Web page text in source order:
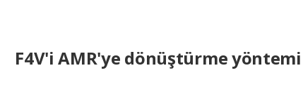
F4V'i AMR'ye dönüştürme yöntemi